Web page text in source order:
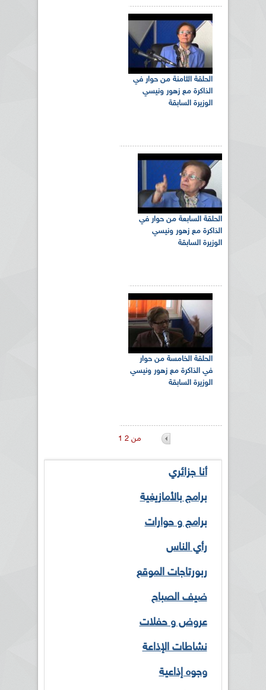
الحلقة الثامنة من حوار في
الذاكرة مع زهور ونيسي
الوزيرة السابقة
الحلقة السابعة من حوار في
الذاكرة مع زهور ونيسي
الوزيرة السابقة
الحلقة الخامسة من حوار
في الذاكرة مع زهور ونيسي
الوزيرة السابقة
1 من 2
أنا جزائري
برامج بالأمازيغية
برامج و حوارات
رأي الناس
ربورتاجات الموقع
ضيف الصباح
عروض و حفلات
نشاطات الإذاعة
وجوه إذاعية